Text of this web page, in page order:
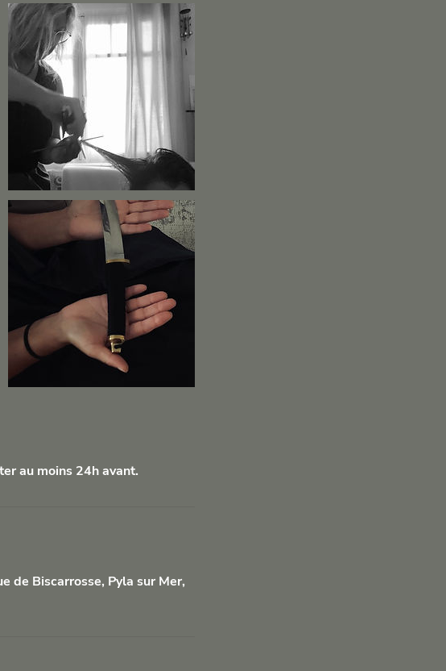
au moins 24h avant.
de Biscarrosse, Pyla sur Mer,